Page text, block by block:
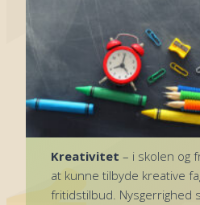
Kreativitet – i skolen og
at kunne tilbyde kreative
fritidstilbud. Nysgerrighed